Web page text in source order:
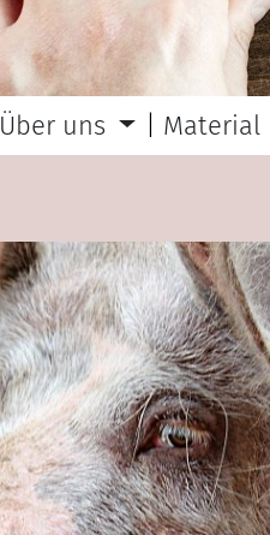
Über uns Material